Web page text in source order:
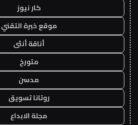
كار نيوز
موقع خبرة التقني
أناقة أنثى
متورخ
مدسن
روتانا تسويق
مجلة الابداع